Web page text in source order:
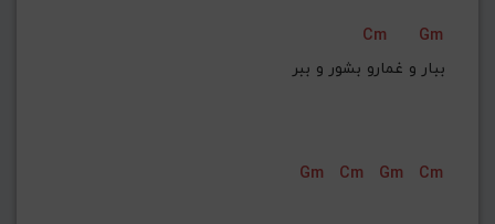
Cm
Gm
ببار و غمارو بشور و ببر
Gm Cm Gm Cm